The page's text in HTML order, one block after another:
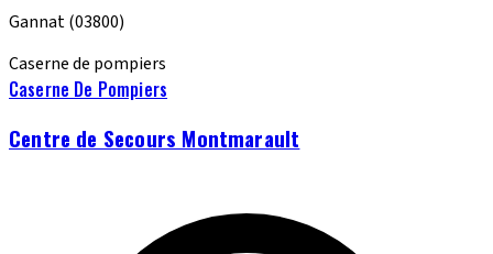
Gannat(03800)
Caserne de pompiers
Caserne De Pompiers
Centre de Secours Montmarault